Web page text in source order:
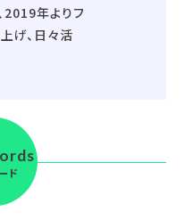
2019年よりフ
げ、日々活
ド